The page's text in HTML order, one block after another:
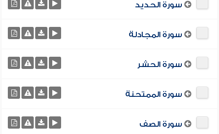
سورة الحديد
سورة المجادلة
سورة الحشر
سورة الممتحنة
سورة الصف